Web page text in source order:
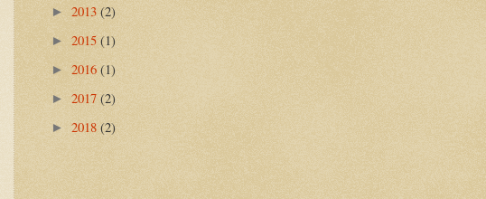
► 2013 (2)
► 2015 (1)
► 2016 (1)
► 2017 (2)
► 2018 (2)